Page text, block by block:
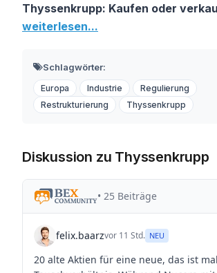
Thyssenkrupp: Kaufen oder
weiterlesen...
Schlagwörter:
Europa Industrie
Regulierung
Restrukturierung
Thyssenkrupp
Diskussion zu Thyssenkrupp